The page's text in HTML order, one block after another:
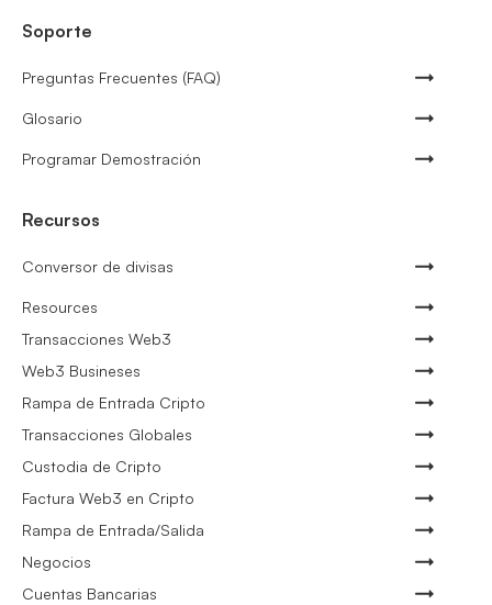
Soporte
Preguntas Frecuentes (FAQ)
Glosario
Programar Demostración
Recursos
Conversor de divisas
Resources
Transacciones Web3
Web3 Busineses
Rampa de Entrada Cripto
Transacciones Globales
Custodia de Cripto
Factura Web3 en Cripto
Rampa de Entrada/Salida
Negocios
Cuentas Bancarias